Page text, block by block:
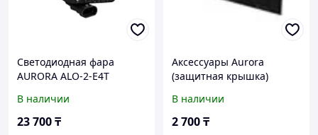
Светодиодная фара
AURORA ALO-2-E4T
квадратные фары Aurora
1шт
В наличии
23 700₸
Аксессуары Aurora
(защитная крышка)
В наличии
2 700₸